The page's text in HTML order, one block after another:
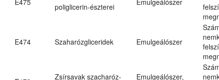
poliglicerin-észterei
E474 Szaharózgliceridek Emulgeálószer
Zsírsavak szacharóz-
Emulgeálószer,